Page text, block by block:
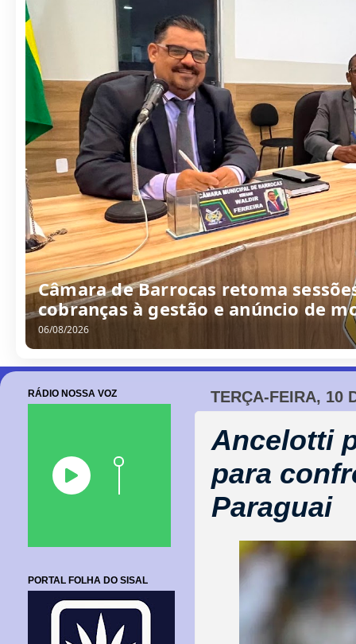
Câmara de Barrocas retoma
cobranças à gestão e anúncio de
06/08/2026
TERÇA-FEIRA, 10
Ancelotti
para
Paraguai
RÁDIO NOSSA VOZ
PORTAL FOLHA DO SISAL